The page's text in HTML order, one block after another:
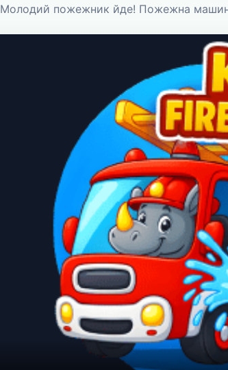
Молодий пожежник йде! Пожежна